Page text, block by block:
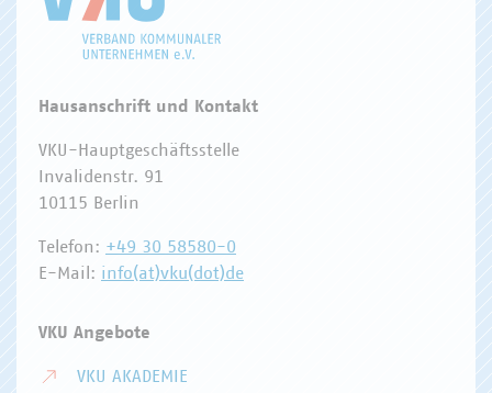
Hausanschrift und Kontakt
VKU-Hauptgeschäftsstelle
Invalidenstr. 91
10115 Berlin
Telefon: +49 30 58580-0
E-Mail: info(at)vku(dot)de
VKU Angebote
VKU AKADEMIE